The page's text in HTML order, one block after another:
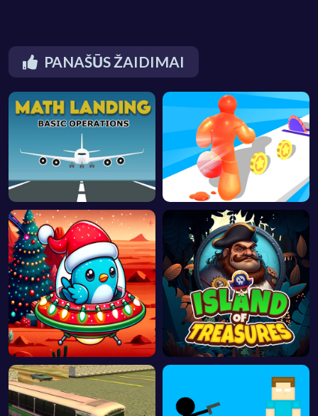
PANAŠŪS ŽAIDIMAI